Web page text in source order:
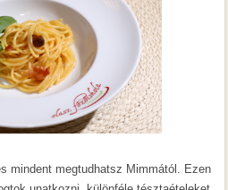
mindent megtudhatsz Mimmától. Ezen